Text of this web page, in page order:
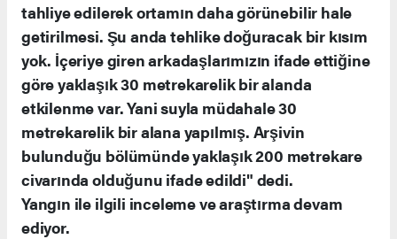
tahliye edilerek ortamın daha görünebilir hale
getirilmesi. Şu anda tehlike doğuracak bir kısım
yok. İçeriye giren arkadaşlarımızın ifade ettiğine
göre yaklaşık 30 metrekarelik bir alanda
etkilenme var. Yani suyla müdahale 30
metrekarelik bir alana yapılmış. Arşivin
bulunduğu bölümünde yaklaşık 200 metrekare
civarında olduğunu ifade edildi" dedi.
Yangın ile ilgili inceleme ve araştırma devam
ediyor.